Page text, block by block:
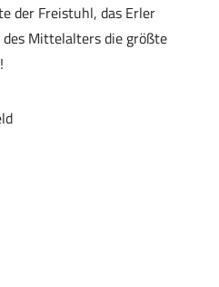
der Freistuhl, das Erler
des Mittelalters die größte